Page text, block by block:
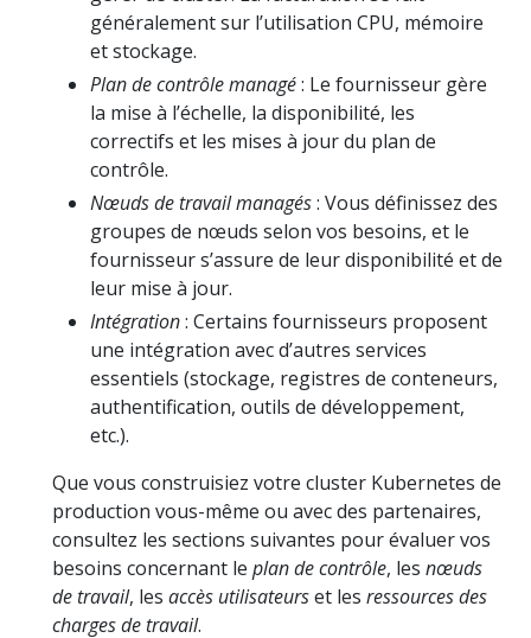
généralement sur l’utilisation CPU, mémoire
et stockage.
Plan de contrôle managé: Le fournisseur gère
la mise à l’échelle, la disponibilité, les
correctifs et les mises à jour du plan de
contrôle.
Nœuds de travail managés: Vous définissez des
groupes de nœuds selon vos besoins, et le
fournisseur s’assure de leur disponibilité et de
leur mise à jour.
Intégration: Certains fournisseurs proposent
une intégration avec d’autres services
essentiels (stockage, registres de conteneurs,
authentification, outils de développement,
etc.).
Que vous construisiez votre cluster Kubernetes de
production vous-même ou avec des partenaires,
consultez les sections suivantes pour évaluer vos
besoins concernant le plan de contrôle, les nœuds
de travail, les accès utilisateurset les ressources des
charges de travail.